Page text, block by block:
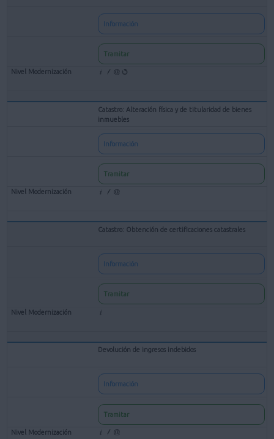
Información
Tramitar
Catastro: Alteración física y de titularidad de bienes
inmuebles
Información
Tramitar
Catastro: Obtención de certificaciones catastrales
Información
Tramitar
Devolución de ingresos indebidos
Información
Tramitar